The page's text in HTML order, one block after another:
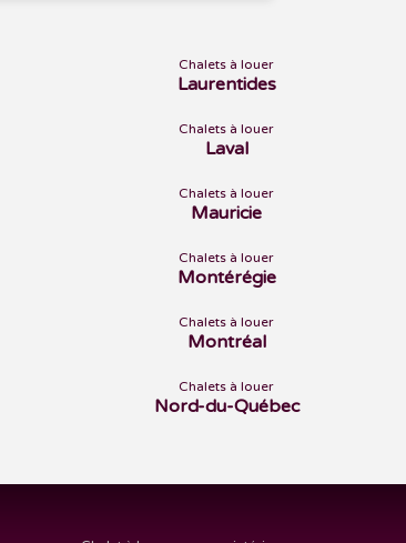
Chalets à louer
Laurentides
Chalets à louer
Laval
Chalets à louer
Mauricie
Chalets à louer
Montérégie
Chalets à louer
Montréal
Chalets à louer
Nord-du-Québec